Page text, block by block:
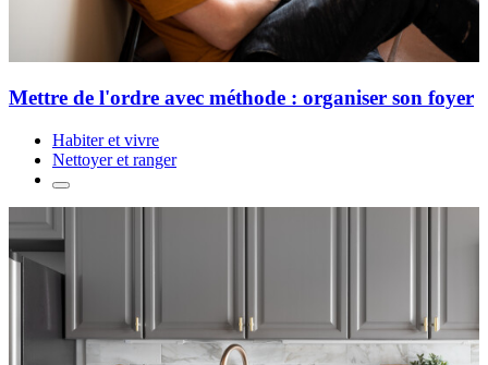
Mettre de l'ordre avec méthode : organiser son foyer
Habiter et vivre
Nettoyer et ranger